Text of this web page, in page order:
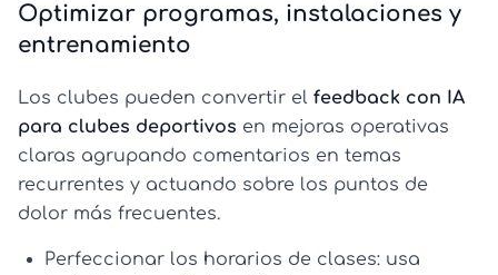
Optimizar programas, instalaciones y
entrenamiento
Los clubes pueden convertir el feedback con IA
para clubes deportivos en mejoras operativas
claras agrupando comentarios en temas
recurrentes y actuando sobre los puntos de
dolor más frecuentes.
Perfeccionar los horarios de clases: usa